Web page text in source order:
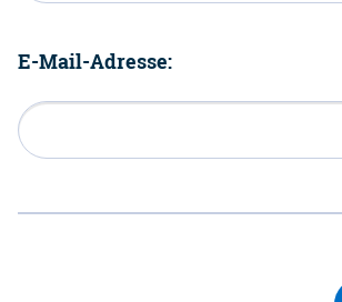
E-Mail-Adresse: